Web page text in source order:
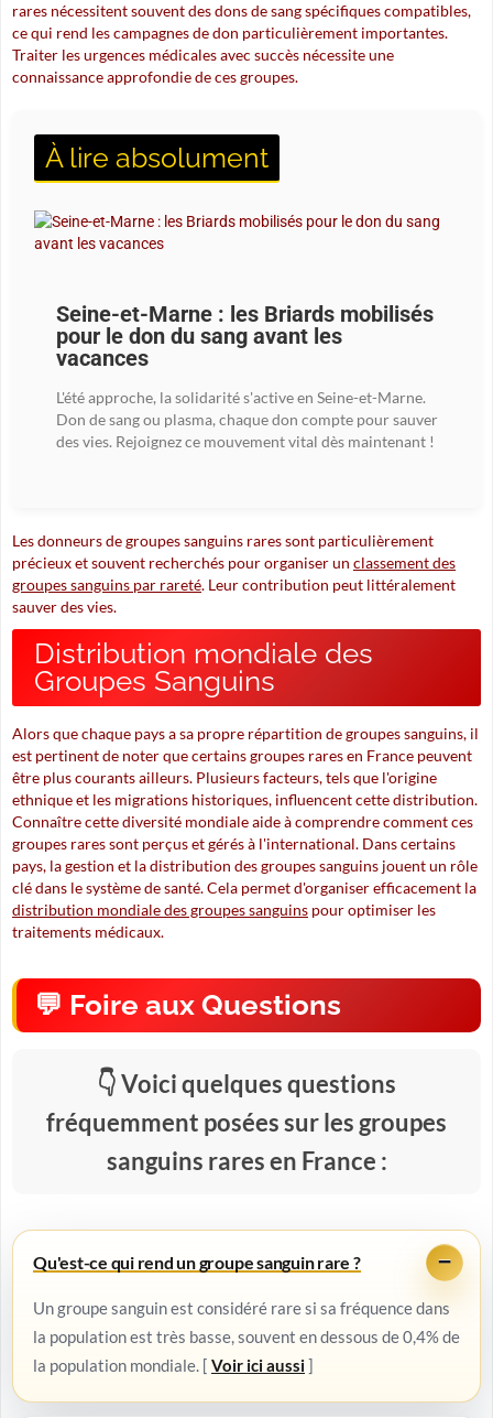
rares nécessitent souvent des dons de sang spécifiques compatibles,
ce qui rend les campagnes de don particulièrement importantes.
Traiter les urgences médicales avec succès nécessite une
connaissance approfondie de ces groupes.
À lire absolument
Seine-et-Marne : les Briards mobilisés
pour le don du sang avant les
vacances
L'été approche, la solidarité s'active en Seine-et-Marne.
Don de sang ou plasma, chaque don compte pour sauver
des vies. Rejoignez ce mouvement vital dès maintenant !
Les donneurs de groupes sanguins rares sont particulièrement
précieux et souvent recherchés pour organiser un classement des
groupes sanguins par rareté. Leur contribution peut littéralement
sauver des vies.
Distribution mondiale des
Groupes Sanguins
Alors que chaque pays a sa propre répartition de groupes sanguins, il
est pertinent de noter que certains groupes rares en France peuvent
être plus courants ailleurs. Plusieurs facteurs, tels que l'origine
ethnique et les migrations historiques, influencent cette distribution.
Connaître cette diversité mondiale aide à comprendre comment ces
groupes rares sont perçus et gérés à l'international. Dans certains
pays, la gestion et la distribution des groupes sanguins jouent un rôle
clé dans le système de santé. Cela permet d'organiser efficacement la
distribution mondiale des groupes sanguins pour optimiser les
traitements médicaux.
Foire aux Questions
Voici quelques questions
fréquemment posées sur les groupes
sanguins rares en France :
Qu'est-ce qui rend un groupe sanguin rare ?
Un groupe sanguin est considéré rare si sa fréquence dans
la population est très basse, souvent en dessous de 0,4% de
la population mondiale. [ Voir ici aussi]